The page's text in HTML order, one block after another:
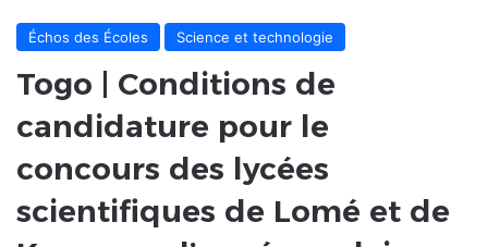
Échos des Écoles Science et technologie
Togo | Conditions de
candidature pour le
concours des lycées
scientifiques de Lomé et de